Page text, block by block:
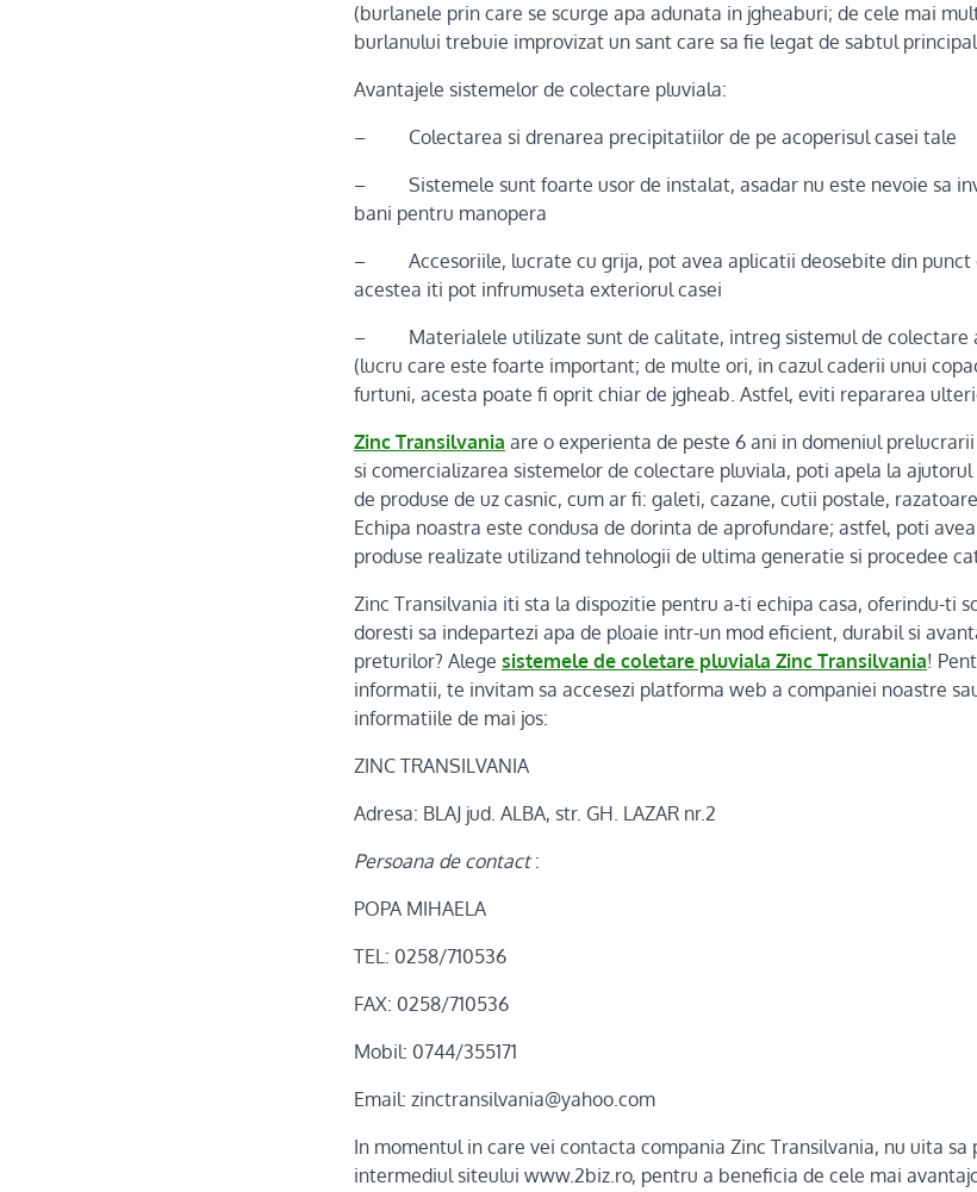
(burlanele prin care se scurge apa adunata in jgheaburi; de cele mai
burlanului trebuie improvizat un sant care sa fie legat de sabtul
Avantajele sistemelor de colectare pluviala:
– Colectarea si drenarea precipitatiilor de pe acoperisul casei tale
– Sistemele sunt foarte usor de instalat, asadar nu este nevoie sa
bani pentru manopera
– Accesoriile, lucrate cu grija, pot avea aplicatii deosebite din punct
acestea iti pot infrumuseta exteriorul casei
– Materialele utilizate sunt de calitate, intreg sistemul de colectare
(lucru care este foarte important; de multe ori, in cazul caderii unui
furtuni, acesta poate fi oprit chiar de jgheab. Astfel, eviti repararea
Zinc Transilvania are o experienta de peste 6 ani in domeniul
si comercializarea sistemelor de colectare pluviala, poti apela la
de produse de uz casnic, cum ar fi: galeti, cazane, cutii postale,
Echipa noastra este condusa de dorinta de aprofundare; astfel, poti
produse realizate utilizand tehnologii de ultima generatie si procedee
Zinc Transilvania iti sta la dispozitie pentru a-ti echipa casa, oferindu-ti
doresti sa indepartezi apa de ploaie intr-un mod eficient, durabil si
preturilor? Alege sistemele de coletare pluviala Zinc Transilvania!
informatii, te invitam sa accesezi platforma web a companiei noastre
informatiile de mai jos:
ZINC TRANSILVANIA
Adresa: BLAJ jud. ALBA, str. GH. LAZAR nr.2
Persoana de contact:
POPA MIHAELA
TEL: 0258/710536
FAX: 0258/710536
Mobil: 0744/355171
Email: zinctransilvania@yahoo.com
In momentul in care vei contacta compania Zinc Transilvania, nu uita
intermediul siteului www.2biz.ro, pentru a beneficia de cele mai